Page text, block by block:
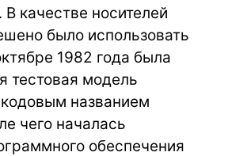
В качестве носителей
было использовать
1982 года была
тестовая модель
названием
чего началась
обеспечения